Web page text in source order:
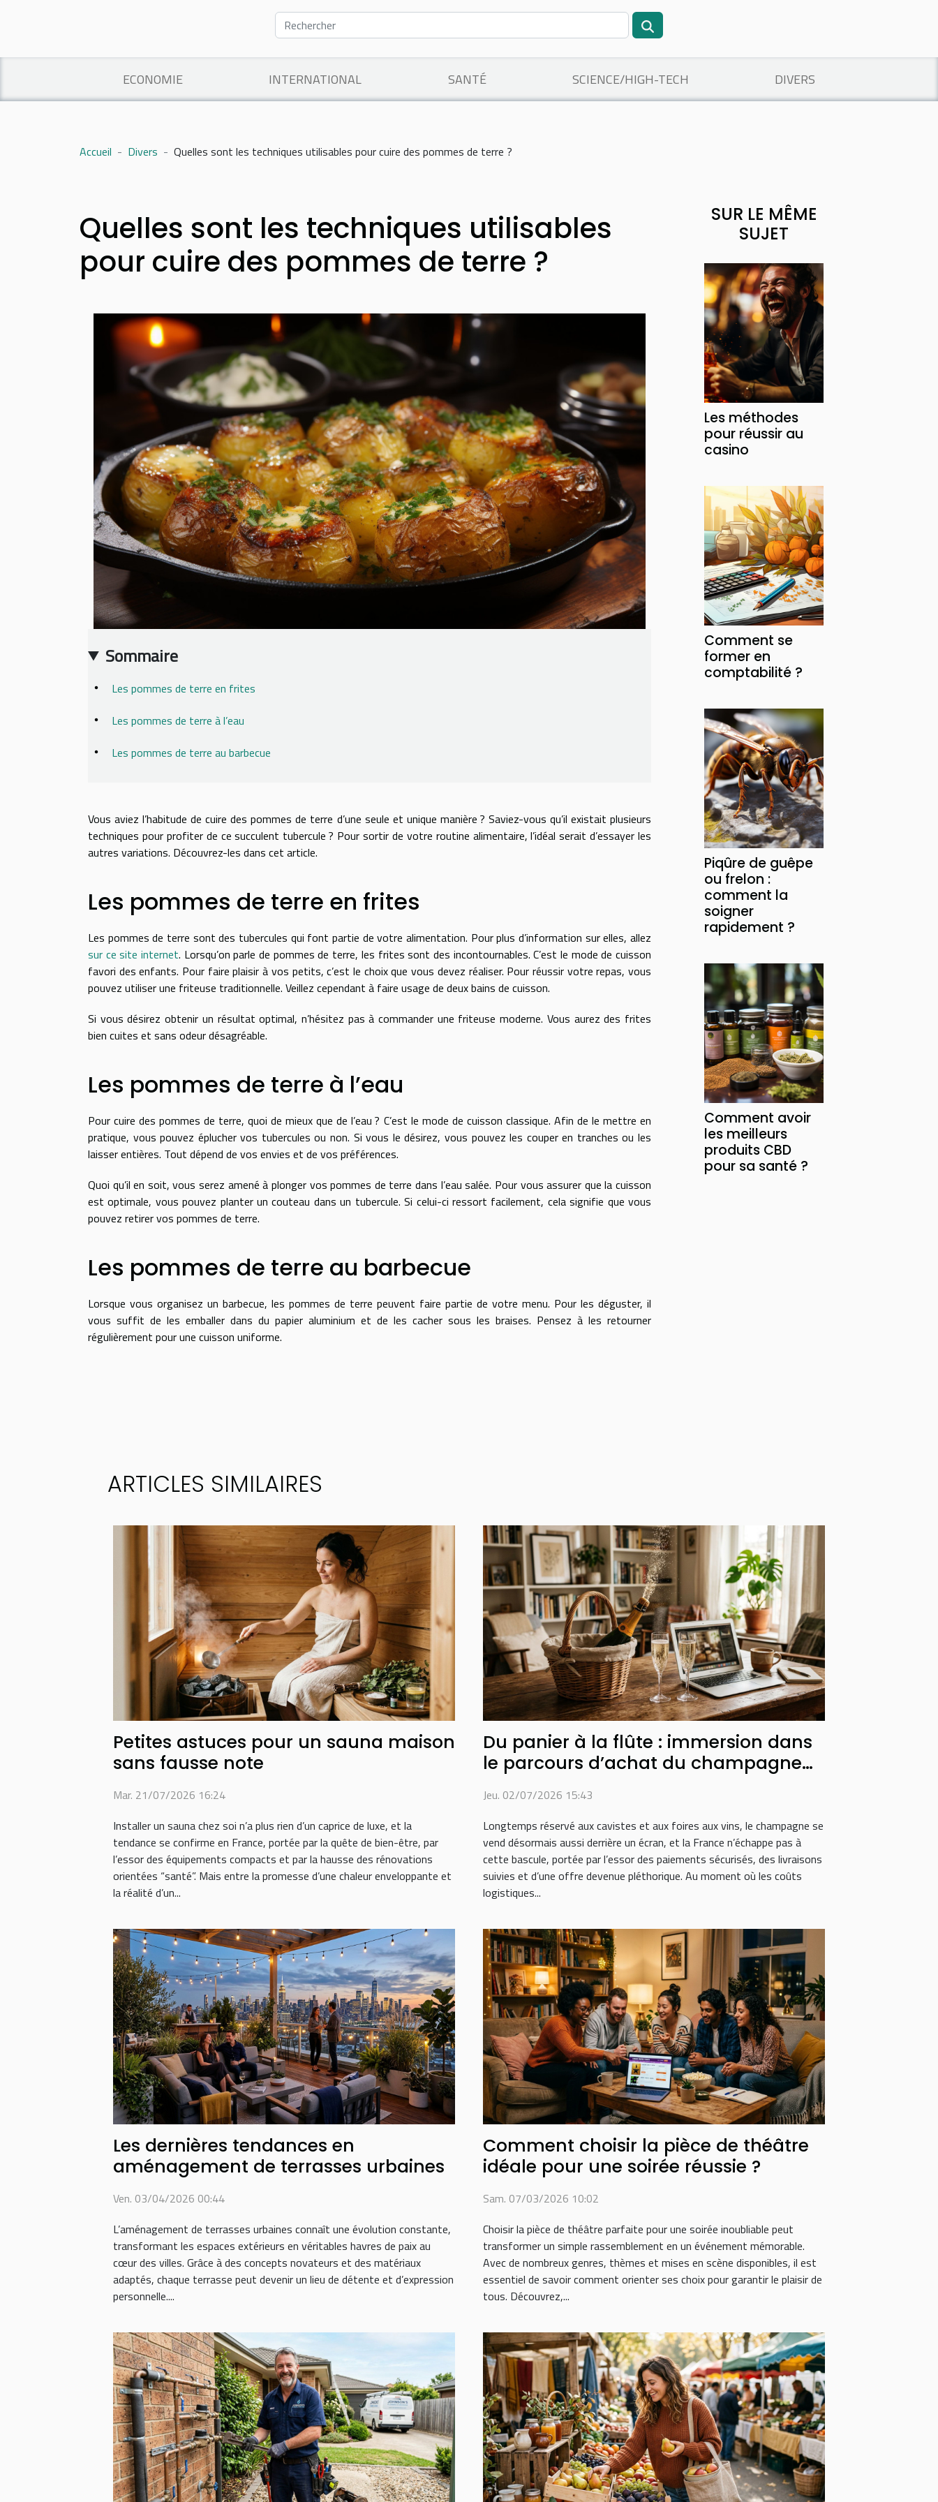
ECONOMIE INTERNATIONAL SANTÉ SCIENCE/HIGH-TECH DIVERS
Accueil Divers Quelles sont les techniques utilisables pour cuire des pommes de terre ?
Quelles sont les techniques utilisables
pour cuire des pommes de terre ?
Sommaire
Les pommes de terre en frites
Les pommes de terre à l’eau
Les pommes de terre au barbecue
Vous aviez l’habitude de cuire des pommes de terre d’une seule et unique manière ? Saviez-vous qu’il existait plusieurs
techniques pour profiter de ce succulent tubercule ? Pour sortir de votre routine alimentaire, l’idéal serait d’essayer les
autres variations. Découvrez-les dans cet article.
Les pommes de terre en frites
Les pommes de terre sont des tubercules qui font partie de votre alimentation. Pour plus d’information sur elles, allez
sur ce site internet. Lorsqu’on parle de pommes de terre, les frites sont des incontournables. C’est le mode de cuisson
favori des enfants. Pour faire plaisir à vos petits, c’est le choix que vous devez réaliser. Pour réussir votre repas, vous
pouvez utiliser une friteuse traditionnelle. Veillez cependant à faire usage de deux bains de cuisson.
Si vous désirez obtenir un résultat optimal, n’hésitez pas à commander une friteuse moderne. Vous aurez des frites
bien cuites et sans odeur désagréable.
Les pommes de terre à l’eau
Pour cuire des pommes de terre, quoi de mieux que de l’eau ? C’est le mode de cuisson classique. Afin de le mettre en
pratique, vous pouvez éplucher vos tubercules ou non. Si vous le désirez, vous pouvez les couper en tranches ou les
laisser entières. Tout dépend de vos envies et de vos préférences.
Quoi qu’il en soit, vous serez amené à plonger vos pommes de terre dans l’eau salée. Pour vous assurer que la cuisson
est optimale, vous pouvez planter un couteau dans un tubercule. Si celui-ci ressort facilement, cela signifie que vous
pouvez retirer vos pommes de terre.
Les pommes de terre au barbecue
Lorsque vous organisez un barbecue, les pommes de terre peuvent faire partie de votre menu. Pour les déguster, il
vous suffit de les emballer dans du papier aluminium et de les cacher sous les braises. Pensez à les retourner
régulièrement pour une cuisson uniforme.
SUR LE MÊME
SUJET
Les méthodes
pour réussir au
casino
Comment se
former en
comptabilité ?
Piqûre de guêpe
ou frelon :
comment la
soigner
rapidement ?
Comment avoir
les meilleurs
produits CBD
pour sa santé ?
ARTICLES SIMILAIRES
Petites astuces pour un sauna maison
sans fausse note
Mar. 21/07/2026 16:24
Installer un sauna chez soi n’a plus rien d’un caprice de luxe, et la
tendance se confirme en France, portée par la quête de bien-être, par
l’essor des équipements compacts et par la hausse des rénovations
orientées “santé”. Mais entre la promesse d’une chaleur enveloppante et
la réalité d’un...
Du panier à la flûte : immersion dans
le parcours d’achat du champagne
Jeu. 02/07/2026 15:43
Longtemps réservé aux cavistes et aux foires aux vins, le champagne se
vend désormais aussi derrière un écran, et la France n’échappe pas à
cette bascule, portée par l’essor des paiements sécurisés, des livraisons
suivies et d’une offre devenue pléthorique. Au moment où les coûts
logistiques...
Les dernières tendances en
aménagement de terrasses urbaines
Ven. 03/04/2026 00:44
L’aménagement de terrasses urbaines connaît une évolution constante,
transformant les espaces extérieurs en véritables havres de paix au
cœur des villes. Grâce à des concepts novateurs et des matériaux
adaptés, chaque terrasse peut devenir un lieu de détente et d’expression
personnelle....
Comment choisir la pièce de théâtre
idéale pour une soirée réussie ?
Sam. 07/03/2026 10:02
Choisir la pièce de théâtre parfaite pour une soirée inoubliable peut
transformer un simple rassemblement en un événement mémorable.
Avec de nombreux genres, thèmes et mises en scène disponibles, il est
essentiel de savoir comment orienter ses choix pour garantir le plaisir de
tous. Découvrez,...